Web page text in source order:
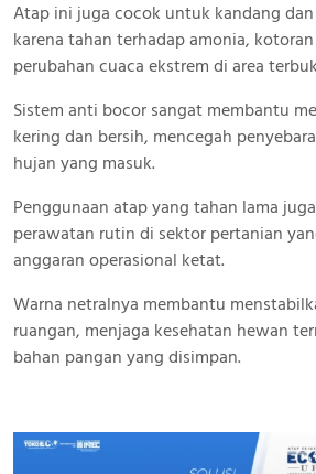
Atap ini juga cocok untuk kandang
karena tahan terhadap amonia,
perubahan cuaca ekstrem di area
Sistem anti bocor sangat membantu
kering dan bersih, mencegah
hujan yang masuk.
Penggunaan atap yang tahan lama
perawatan rutin di sektor pertanian
anggaran operasional ketat.
Warna netralnya membantu
ruangan, menjaga kesehatan hewan
bahan pangan yang disimpan.